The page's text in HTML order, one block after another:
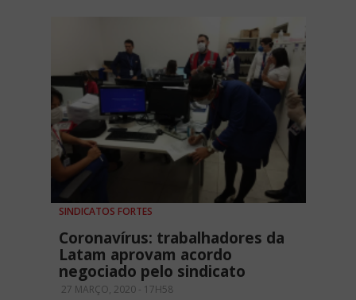
SINDICATOS FORTES
Coronavírus: trabalhadores da
Latam aprovam acordo
negociado pelo sindicato
27 MARÇO, 2020 - 17H58